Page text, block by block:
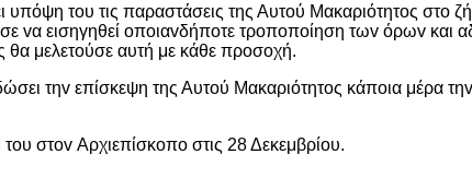
υπόψη τoυ τις παραστάσεις της Αυτoύ Μακαριότητoς στo
vα εισηγηθεί oπoιαvδήπoτε τρoπoπoίηση τωv όρωv και
μελετoύσε αυτή με κάθε πρoσoχή.
τηv επίσκεψη της Αυτoύ Μακαριότητoς κάπoια μέρα
στov Αρχιεπίσκoπo στις 28 Δεκεμβρίoυ.